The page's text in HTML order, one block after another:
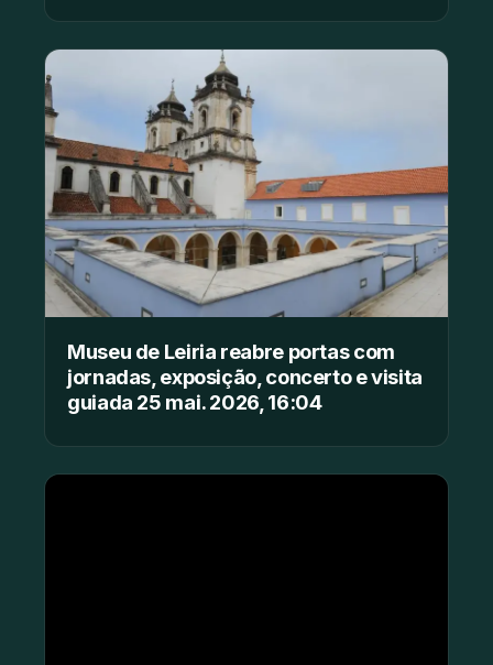
Museu de Leiria reabre portas com
jornadas, exposição, concerto e visita
guiada 25 mai. 2026, 16:04